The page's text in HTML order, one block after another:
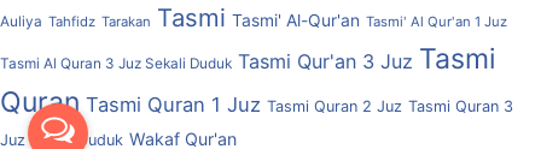
Auliya Tahfidz Tarakan Tasmi Tasmi' Al-Qur'an Tasmi' Al Qur'an 1 Juz
Tasmi Al Quran 3 Juz Sekali Duduk Tasmi Qur'an 3 Juz Tasmi
Quran Tasmi Quran 1 Juz Tasmi Quran 2 Juz Tasmi Quran 3
Juz Sekali Duduk Wakaf Qur'an